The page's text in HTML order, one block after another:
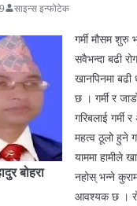
साइन्स इन्फोटेक
बोहरा
गर्मी मौसम शुरु
सवैभन्दा बढी
खानपिनमा
छ । गर्मी र
गरिबलाई गर्मी
महत्व ठूलो हुने
याममा हामीले
नहोस् भन्ने
आवश्यक छ ।